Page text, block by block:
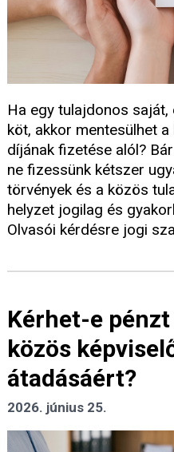
Ha egy tulajdonos
köt, akkor mentesülhet
díjának fizetése alól?
ne fizessünk kétszer
törvények és a közös
helyzet jogilag és
Olvasói kérdésre jogi
Kérhet-e
közös
átadásáért?
2026. június 25.